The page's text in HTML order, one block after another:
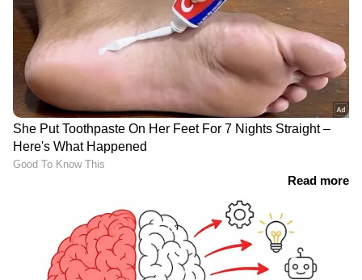
ഉരുൾപ്പൊട്ടൽ സാഹചര്യം
നിലനിൽക്കുന്നതിനാൽ തൊടുപുഴ പുളിയന്മല
റോഡിലൂടെയുള്ള രാത്രികാല യാത്ര
നിരോധിക്കുമെന്ന് ജില്ലാ കളക്ടർ അറിയിച്ചു.
നിരോധിക്കണോയെ കാര്യത്തിൽ വൈകീട്ട്
തീരുമാനമെടുക്കുമെന്നും കലക്ടര്‍ അറിയിച്ചു.